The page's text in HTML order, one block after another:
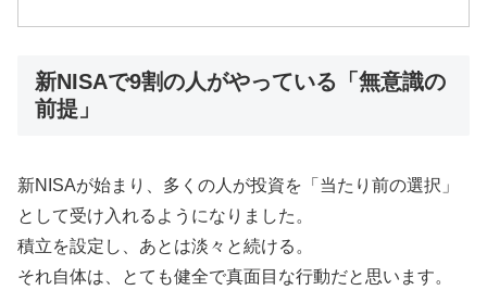
新NISAで9割の人がやっている「無意識の
前提」
新NISAが始まり、多くの人が投資を「当たり前の選択」
として受け入れるようになりました。
積立を設定し、あとは淡々と続ける。
それ自体は、とても健全で真面目な行動だと思います。